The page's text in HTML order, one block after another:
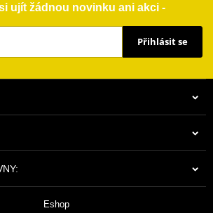
ujít žádnou novinku ani akci -
Přihlásit se
Eshop